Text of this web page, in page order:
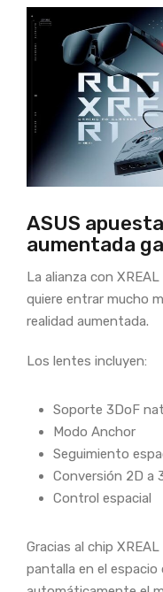
ASUS
aumentada
La alianza con
quiere entrar mucho
realidad aumentada.
Los lentes incluyen:
Soporte 3DoF
Modo Anchor
Seguimiento
Conversión 2D a
Control espacial
Gracias al chip
pantalla en el espacio